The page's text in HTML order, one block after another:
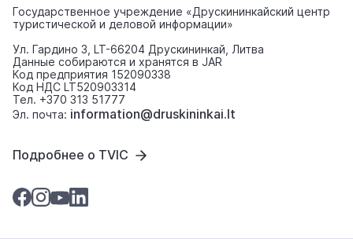
Государственное учреждение «Друскининкайский центр
туристической и деловой информации»
Ул. Гардино 3, LT-66204 Друскининкай, Литва
Данные собираются и хранятся в JAR
Код предприятия 152090338
Код НДС LT520903314
Тел. +370 313 51777
Эл. почта: information@druskininkai.lt
Подробнее о TVIC